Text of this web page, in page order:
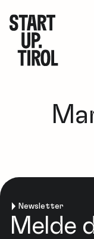
Newsletter
Melde